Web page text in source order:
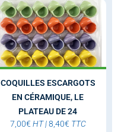
COQUILLES ESCARGOTS
EN CÉRAMIQUE, LE
PLATEAU DE 24
7,00€ HT | 8,40€ TTC